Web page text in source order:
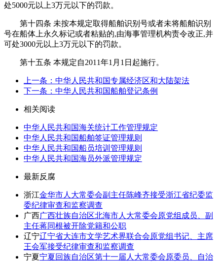
处5000元以上3万元以下的罚款。
第十四条 未按本规定取得船舶识别号或者未将船舶识别
号在船体上永久标记或者粘贴的,由海事管理机构责令改正,并
可处3000元以上3万元以下的罚款。
第十五条 本规定自2011年1月1日起施行。
上一条：中华人民共和国专属经济区和大陆架法
下一条：中华人民共和国船舶登记条例
相关阅读
中华人民共和国海关统计工作管理规定
中华人民共和国船舶签证管理规则
中华人民共和国船员培训管理规则
中华人民共和国海员外派管理规定
最新反腐
浙江金华市人大常委会副主任陈峰齐接受浙江省纪委监
委纪律审查和监察调查
广西广西壮族自治区北海市人大常委会原党组成员、副
主任蒋同根被开除党籍和公职
辽宁辽宁省大连市文学艺术界联合会原党组书记、主席
王会军接受纪律审查和监察调查
宁夏宁夏回族自治区第十一届人大常委会原委员、自治